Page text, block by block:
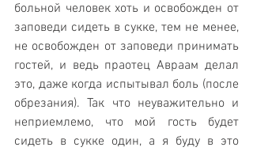
больной человек хоть и освобожден от
заповеди сидеть в сукке, тем не менее,
не освобожден от заповеди принимать
гостей, и ведь праотец Авраам делал
это, даже когда испытывал боль (после
обрезания). Так что неуважительно и
неприемлемо, что мой гость будет
сидеть в сукке один, а я буду в это